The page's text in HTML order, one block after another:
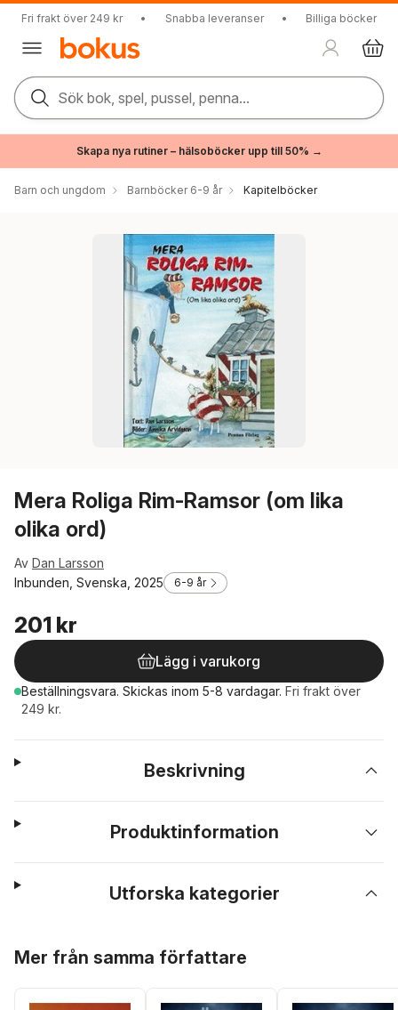
Fri frakt över 249 kr • Snabba leveranser • Billiga böcker
Sök bok, spel, pussel, penna...
Skapa nya rutiner – hälsoböcker upp till 50% →
Barn och ungdom Barnböcker 6-9 år Kapitelböcker
Mera Roliga Rim-Ramsor (om lika
olika ord)
Av Dan Larsson
Inbunden, Svenska, 2025
6-9 år
201 kr
Lägg i varukorg
Beställningsvara. Skickas inom 5-8 vardagar. Fri frakt över
249 kr.
Beskrivning
Produktinformation
Utforska kategorier
Mer från samma författare